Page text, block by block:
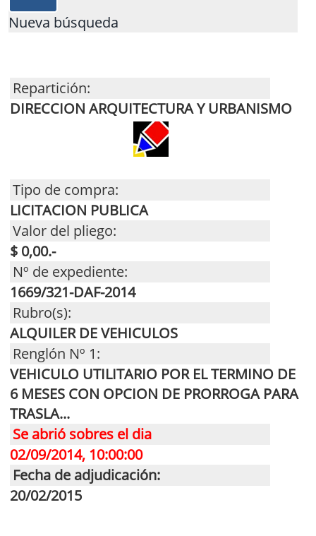
Nueva búsqueda
Repartición:
DIRECCION ARQUITECTURA Y URBANISMO
Tipo de compra:
LICITACION PUBLICA
Valor del pliego:
$ 0,00.-
Nº de expediente:
1669/321-DAF-2014
Rubro(s):
ALQUILER DE VEHICULOS
Renglón Nº 1:
VEHICULO UTILITARIO POR EL TERMINO DE
6 MESES CON OPCION DE PRORROGA PARA
TRASLA...
Se abrió sobres el dia
02/09/2014, 10:00:00
Fecha de adjudicación:
20/02/2015